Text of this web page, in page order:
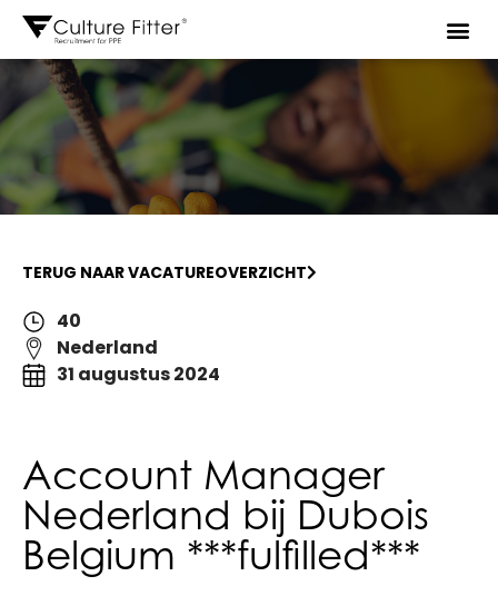
TERUG NAAR VACATUREOVERZICHT
40
Nederland
31 augustus 2024
Account Manager
Nederland bij Dubois
Belgium ***fulfilled***